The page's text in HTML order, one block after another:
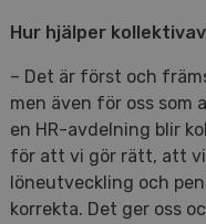
Hur hjälper
– Det är först och
men även för oss som
en HR-avdelning blir
för att vi gör rätt, att
löneutveckling och
korrekta. Det ger oss